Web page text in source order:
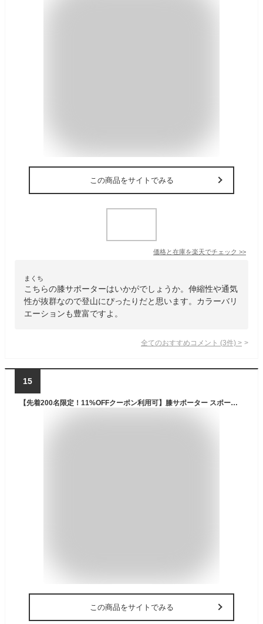
この商品をサイトでみる
価格と在庫を楽天でチェック >>
まくち
こちらの膝サポーターはいかがでしょうか。伸縮性や通気
性が抜群なので登山にぴったりだと思います。カラーバリ
エーションも豊富ですよ。
全てのおすすめコメント (3件) >
15
【先着200名限定！11%OFFクーポン利用可】膝サポーター スポーツ V型ベルト 膝蓋骨ケア 膝 サポーター 変形性膝関節症 サポーター 膝 夏用 登山 作業用 高通気性 薄手 半月板損傷 関節靭帯保護 変形性膝関節症 高齢者 痛み 関節痛 メッシュ サッカー
この商品をサイトでみる